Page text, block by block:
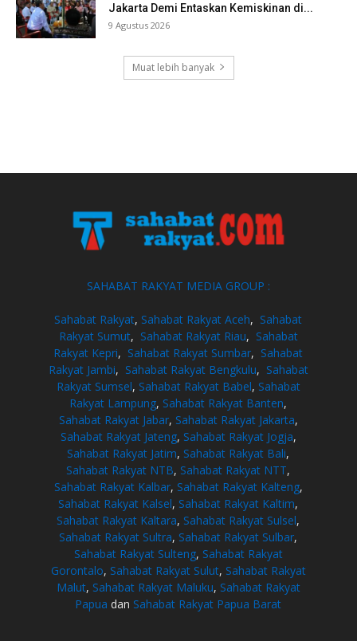
Jakarta Demi Entaskan Kemiskinan di...
9 Agustus 2026
Muat lebih banyak
SAHABAT RAKYAT MEDIA GROUP :
Sahabat Rakyat, Sahabat Rakyat Aceh, Sahabat
Rakyat Sumut, Sahabat Rakyat Riau, Sahabat
Rakyat Kepri, Sahabat Rakyat Sumbar, Sahabat
Rakyat Jambi, Sahabat Rakyat Bengkulu, Sahabat
Rakyat Sumsel, Sahabat Rakyat Babel, Sahabat
Rakyat Lampung, Sahabat Rakyat Banten,
Sahabat Rakyat Jabar, Sahabat Rakyat Jakarta,
Sahabat Rakyat Jateng, Sahabat Rakyat Jogja,
Sahabat Rakyat Jatim, Sahabat Rakyat Bali,
Sahabat Rakyat NTB, Sahabat Rakyat NTT,
Sahabat Rakyat Kalbar, Sahabat Rakyat Kalteng,
Sahabat Rakyat Kalsel, Sahabat Rakyat Kaltim,
Sahabat Rakyat Kaltara, Sahabat Rakyat Sulsel,
Sahabat Rakyat Sultra, Sahabat Rakyat Sulbar,
Sahabat Rakyat Sulteng, Sahabat Rakyat
Gorontalo, Sahabat Rakyat Sulut, Sahabat Rakyat
Malut, Sahabat Rakyat Maluku, Sahabat Rakyat
Papua dan Sahabat Rakyat Papua Barat